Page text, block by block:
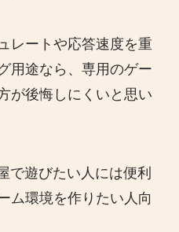
レートや応答速度を重
用途なら、専用のゲー
が後悔しにくいと思い
で遊びたい人には便利
ム環境を作りたい人向